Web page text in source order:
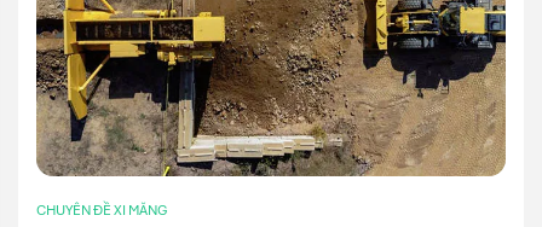
CHUYÊN ĐỀ XI MĂNG